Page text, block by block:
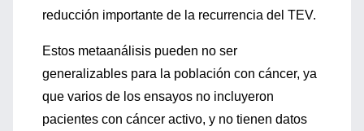
reducción importante de la recurrencia del TEV.
Estos metaanálisis pueden no ser
generalizables para la población con cáncer, ya
que varios de los ensayos no incluyeron
pacientes con cáncer activo, y no tienen datos